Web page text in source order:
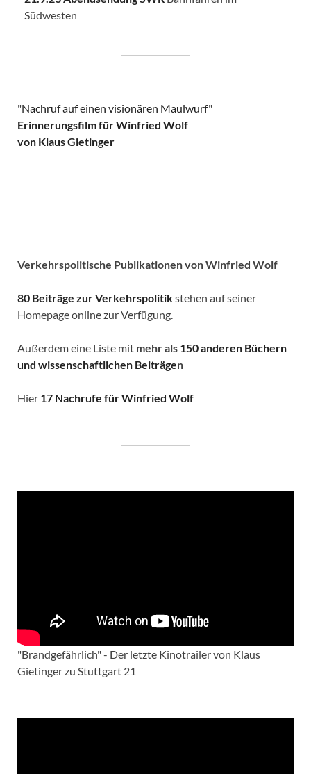
Südwesten
"Nachruf auf einen visionären Maulwurf"
Erinnerungsfilm für Winfried Wolf
von Klaus Gietinger
Verkehrspolitische Publikationen von Winfried Wolf
80 Beiträge zur Verkehrspolitikstehen auf seiner
Homepage online zur Verfügung.
Außerdem eine Liste mit mehr als 150 anderen Büchern
und wissenschaftlichen Beiträgen
Hier 17 Nachrufe für Winfried Wolf
"Brandgefährlich" - Der letzte Kinotrailer von Klaus
Gietinger zu Stuttgart 21